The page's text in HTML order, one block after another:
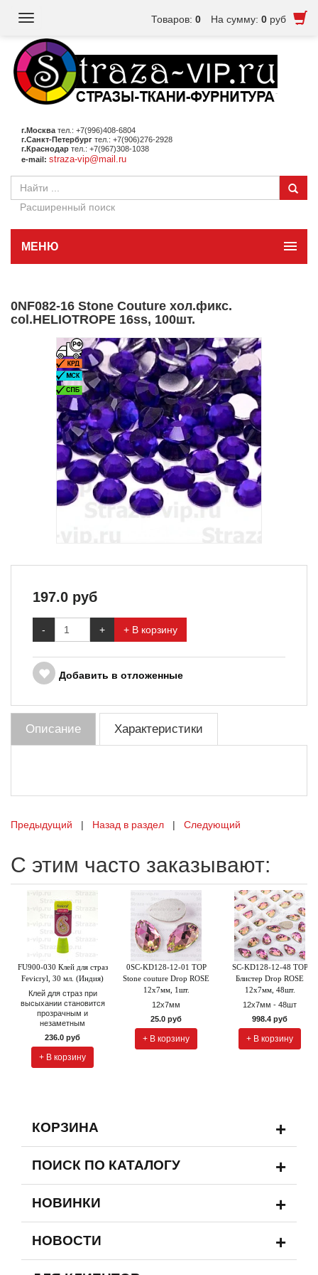
Товаров: 0 На сумму: 0 руб
Toggle
г.Москва тел.: +7(996)408-6804
г.Санкт-Петербург тел.: +7(906)276-2928
г.Краснодар тел.: +7(967)308-1038
e-mail: straza-vip@mail.ru
Расширенный поиск
МЕНЮ
0NF082-16 Stone Couture хол.фикс.
col.HELIOTROPE 16ss, 100шт.
197.0 руб
- + + В корзину
Добавить в отложенные
Описание Характеристики
Предыдущий | Назад в раздел | Следующий
С этим часто заказывают:
FU900-030 Клей для страз
Fevicryl, 30 мл. (Индия)
Клей для страз при
высыхании становится
прозрачным и
незаметным
236.0 руб
+ В корзину
0SC-KD128-12-01 TOP
Stone couture Drop ROSE
12х7мм, 1шт.
12х7мм
25.0 руб
+ В корзину
SC-KD128-12-48 TOP
Блистер Drop ROSE
12х7мм, 48шт.
12х7мм - 48шт
998.4 руб
+ В корзину
КОРЗИНА +
ПОИСК ПО КАТАЛОГУ +
НОВИНКИ +
НОВОСТИ +